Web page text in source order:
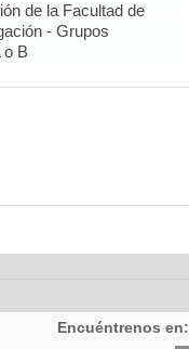
de la Facultad de
- Grupos
B
Encuéntrenos en: